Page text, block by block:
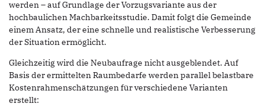
werden – auf Grundlage der Vorzugsvariante aus der
hochbaulichen Machbarkeitsstudie. Damit folgt die Gemeinde
einem Ansatz, der eine schnelle und realistische Verbesserung
der Situation ermöglicht.
Gleichzeitig wird die Neubaufrage nicht ausgeblendet. Auf
Basis der ermittelten Raumbedarfe werden parallel belastbare
Kostenrahmenschätzungen für verschiedene Varianten
erstellt: